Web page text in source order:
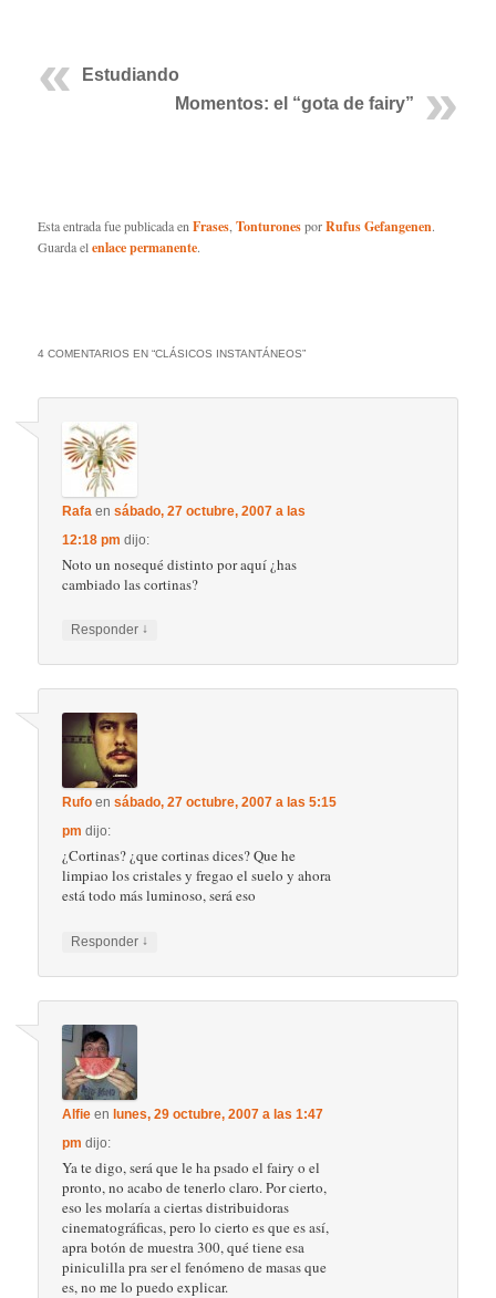
Estudiando
Momentos: el “gota de fairy”
Esta entrada fue publicada enFrases ,TonturonesporRufus Gefangenen.
Guarda elenlace permanente.
4 COMENTARIOS EN “CLÁSICOS INSTANTÁNEOS”
Rafa ensábado, 27 octubre, 2007 a las
12:18 pm dijo:
Noto un nosequé distinto por aquí ¿has
cambiado las cortinas?
Responder ↓
Rufo ensábado, 27 octubre, 2007 a las 5:15
pm dijo:
¿Cortinas? ¿que cortinas dices? Que he
limpiao los cristales y fregao el suelo y ahora
está todo más luminoso, será eso
Responder ↓
Alfie en lunes, 29 octubre, 2007 a las 1:47
pm dijo:
Ya te digo, será que le ha psado el fairy o el
pronto, no acabo de tenerlo claro. Por cierto,
eso les molaría a ciertas distribuidoras
cinematográficas, pero lo cierto es que es así,
apra botón de muestra 300, qué tiene esa
piniculilla pra ser el fenómeno de masas que
es, no me lo puedo explicar.